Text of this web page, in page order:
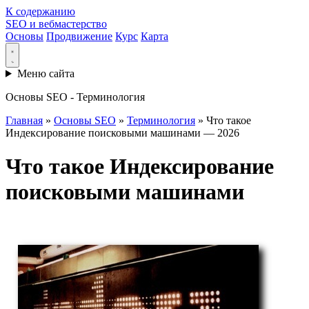
К содержанию
SEO и вебмастерство
Основы Продвижение Курс Карта
Меню сайта
Основы SEO - Терминология
Главная » Основы SEO » Терминология » Что такое
Индексирование поисковыми машинами — 2026
Что такое Индексирование
поисковыми машинами